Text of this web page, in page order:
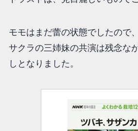
モモはまだ蕾の状態でしたので
サクラの三姉妹の共演は残念な
しとなりました。